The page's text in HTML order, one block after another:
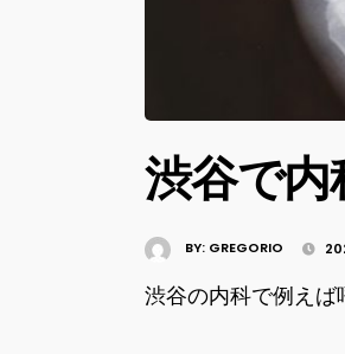
渋谷で
BY: GREGORIO
渋谷の内科で例え